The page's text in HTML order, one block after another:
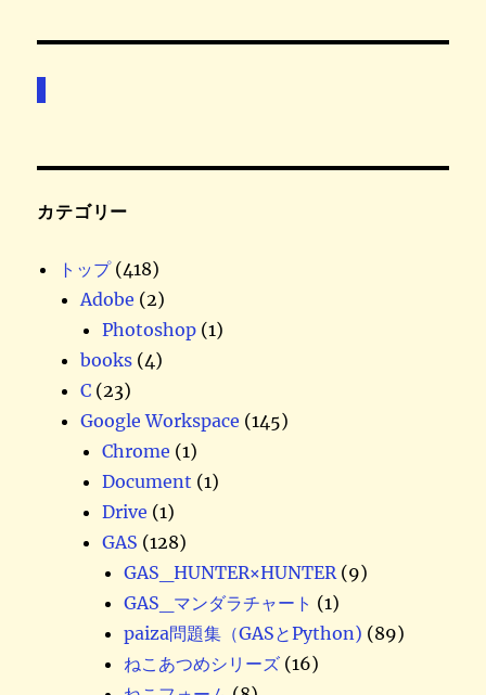
の
ペ
ー
ジ
送
カテゴリー
トップ(418)
Adobe (2)
Photoshop (1)
books (4)
C (23)
Google Workspace (145)
Chrome (1)
Document (1)
Drive (1)
GAS (128)
GAS_HUNTER×HUNTER(9)
GAS_マンダラチャート (1)
paiza問題集（GASとPython) (89)
ねこあつめシリーズ (16)